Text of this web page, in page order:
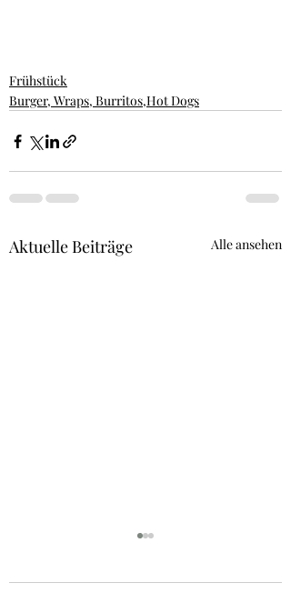
Frühstück
Burger, Wraps, Burritos,Hot Dogs
Aktuelle Beiträge Alle ansehen